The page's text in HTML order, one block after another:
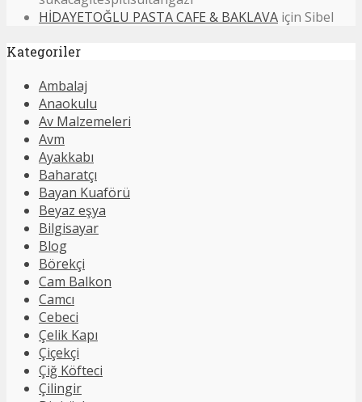
HİDAYETOĞLU PASTA CAFE & BAKLAVA için Sibel
Kategoriler
Ambalaj
Anaokulu
Av Malzemeleri
Avm
Ayakkabı
Baharatçı
Bayan Kuaförü
Beyaz eşya
Bilgisayar
Blog
Börekçi
Cam Balkon
Camcı
Cebeci
Çelik Kapı
Çiçekçi
Çiğ Köfteci
Çilingir